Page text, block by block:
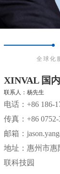
全球化
XINVAL 国
联系人：杨先生
电话：+86 186-
传真：+86 0752-
邮箱：
地址：惠州市惠
联科技园